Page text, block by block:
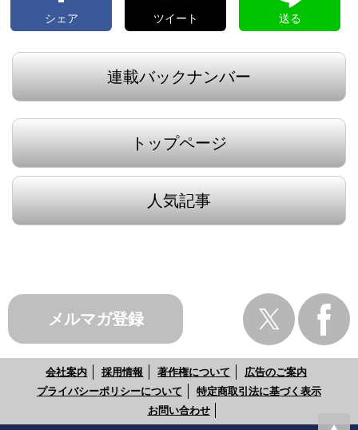
シェア ツイート 送る
連載バックナンバー
トップページ
人気記事
メルマガ登録
会社案内 採用情報 著作権について
広告のご案内
プライバシーポリシーについて
特定商取引法に基づく表示
お問い合わせ